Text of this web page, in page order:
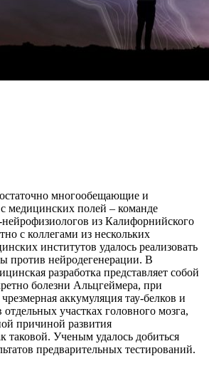
многообещающие и
медицинских полей – команде
из Калифорнийского
с коллегами из нескольких
институтов удалось реализовать
против нейродегенерации. В
разработка представляет собой
болезни Альцгеймера, при
аккумуляция тау-белков и
участках головного мозга,
причиной развития
таковой. Ученым удалось добиться
предварительных тестирований.